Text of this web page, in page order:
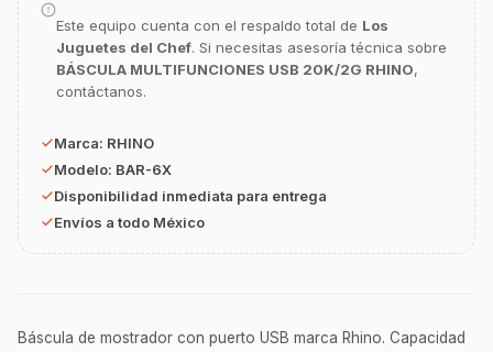
Este equipo cuenta con el respaldo total de Los
Juguetes del Chef. Si necesitas asesoría técnica sobre
BÁSCULA MULTIFUNCIONES USB 20K/2G RHINO,
contáctanos.
Marca: RHINO
Modelo: BAR-6X
Disponibilidad inmediata para entrega
Envíos a todo México
Báscula de mostrador con puerto USB marca Rhino. Capacidad
¡Hola Chef! 🍳 Soy GastroBot, tu asesor
de cocina profesional de GastroArt.
equipamiento o utensilios?
Buscar estufas industriales
Ver uniformes y filipinas